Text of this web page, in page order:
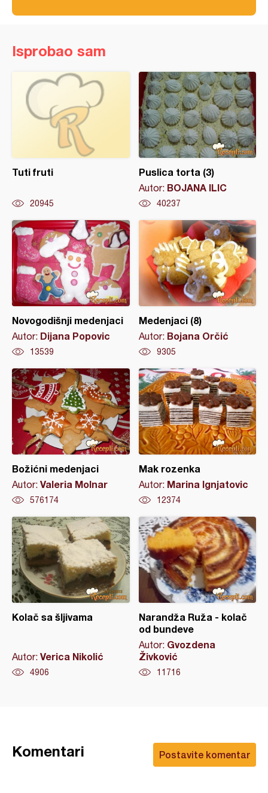
Isprobao sam
Tuti fruti
20945
Puslica torta (3)
Autor: BOJANA ILIC
40237
Novogodišnji medenjaci
Autor: Dijana Popovic
13539
Medenjaci (8)
Autor: Bojana Orčić
9305
Božićni medenjaci
Autor: Valeria Molnar
576174
Mak rozenka
Autor: Marina Ignjatovic
12374
Kolač sa šljivama
Autor: Verica Nikolić
4906
Narandža Ruža - kolač
od bundeve
Autor: Gvozdena
Živković
11716
Postavite komentar
Komentari